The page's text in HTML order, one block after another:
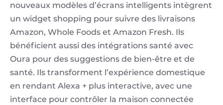
nouveaux modèles d’écrans intelligents intègrent
un widget shopping pour suivre des livraisons
Amazon, Whole Foods et Amazon Fresh. Ils
bénéficient aussi des intégrations santé avec
Oura pour des suggestions de bien-être et de
santé. Ils transforment l’expérience domestique
en rendant Alexa + plus interactive, avec une
interface pour contrôler la maison connectée